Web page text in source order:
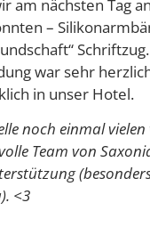
am nächsten Tag
–
war sehr
in unser Hotel.
noch einmal
Team von
<3